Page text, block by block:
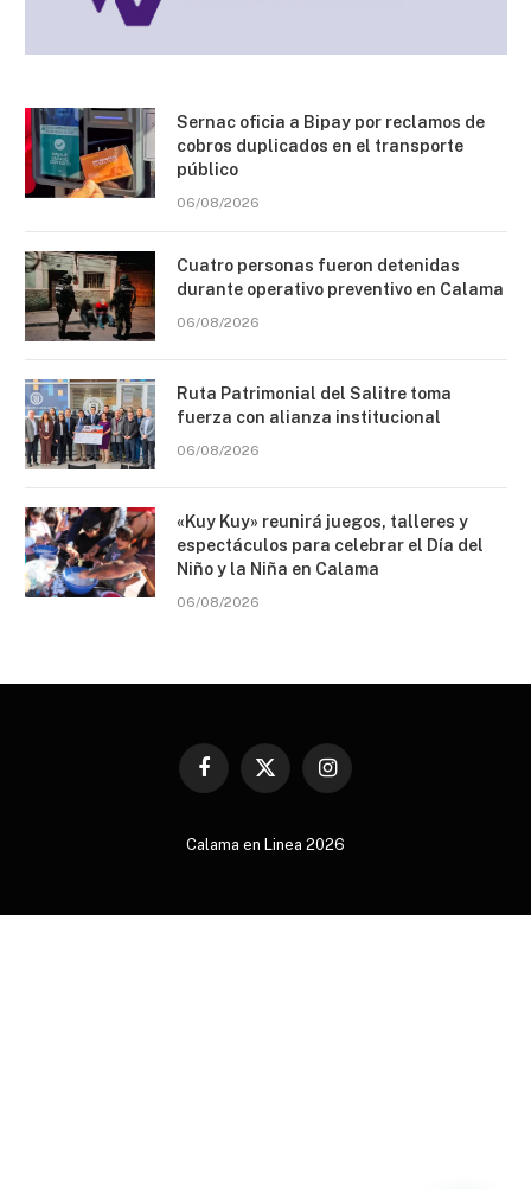
Sernac oficia a Bipay por reclamos de
cobros duplicados en el transporte
público
06/08/2026
Cuatro personas fueron detenidas
durante operativo preventivo en Calama
06/08/2026
Ruta Patrimonial del Salitre toma
fuerza con alianza institucional
06/08/2026
«Kuy Kuy» reunirá juegos, talleres y
espectáculos para celebrar el Día del
Niño y la Niña en Calama
06/08/2026
Facebook
X
Instagram
Calama en Linea 2026